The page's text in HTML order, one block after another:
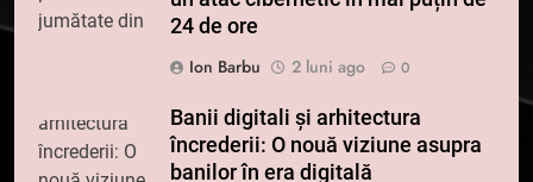
24 de ore
Ion Barbu
2 luni ago 0
Banii digitali și arhitectura
încrederii: O nouă viziune asupra
banilor în era digitală
5